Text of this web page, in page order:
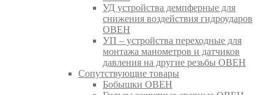
УД устройства демпферные для
снижения воздействия гидроударов
ОВЕН
УП – устройства переходные для
монтажа манометров и датчиков
давления на другие резьбы ОВЕН
Сопутствующие товары
Бобышки ОВЕН